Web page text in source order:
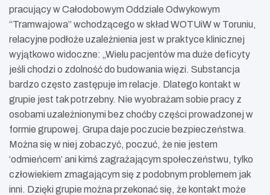
pracujący w Całodobowym Oddziale Odwykowym
“Tramwajowa” wchodzącego w skład WOTUiW w Toruniu,
relacyjne podłoże uzależnienia jest w praktyce klinicznej
wyjątkowo widoczne: „Wielu pacjentów ma duże deficyty
jeśli chodzi o zdolność do budowania więzi. Substancja
bardzo często zastępuje im relacje. Dlatego kontakt w
grupie jest tak potrzebny. Nie wyobrażam sobie pracy z
osobami uzależnionymi bez choćby części prowadzonej w
formie grupowej. Grupa daje poczucie bezpieczeństwa.
Można się w niej zobaczyć, poczuć, że nie jestem
‘odmieńcem’ ani kimś zagrażającym społeczeństwu, tylko
człowiekiem zmagającym się z podobnym problemem jak
inni. Dzięki grupie można przekonać się, że kontakt może